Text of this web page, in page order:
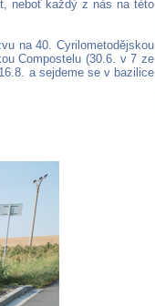
neboť každý z nás na této
na 40. Cyrilometodějskou
Compostelu (30.6. v 7 ze
a sejdeme se v bazilice